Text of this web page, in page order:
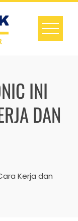
INI
DAN
Kerja dan